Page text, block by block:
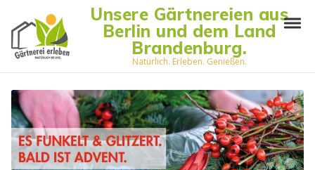
Skip to navigationUnsere Gärtnereien aus
Berlin und dem Land
Brandenburg.
Natürlich. Erleben. Genießen.